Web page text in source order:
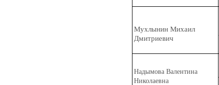
Мухлынин Михаил
Дмитриевич
Надымова Валентина
Николаевна